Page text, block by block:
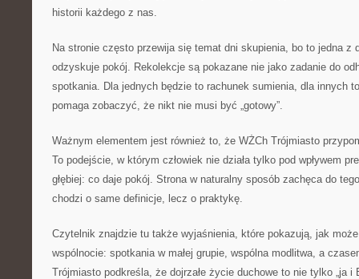
historii każdego z nas.
Na stronie często przewija się temat dni skupienia, bo to jedna z
odzyskuje pokój. Rekolekcje są pokazane nie jako zadanie do
spotkania. Dla jednych będzie to rachunek sumienia, dla innych
pomaga zobaczyć, że nikt nie musi być „gotowy”.
Ważnym elementem jest również to, że WŻCh Trójmiasto
To podejście, w którym człowiek nie działa tylko pod wpływem
głębiej: co daje pokój. Strona w naturalny sposób zachęca do
chodzi o same definicje, lecz o praktykę.
Czytelnik znajdzie tu także wyjaśnienia, które pokazują, jak
wspólnocie: spotkania w małej grupie, wspólna modlitwa, a
Trójmiasto podkreśla, że dojrzałe życie duchowe to nie tylko „ja i